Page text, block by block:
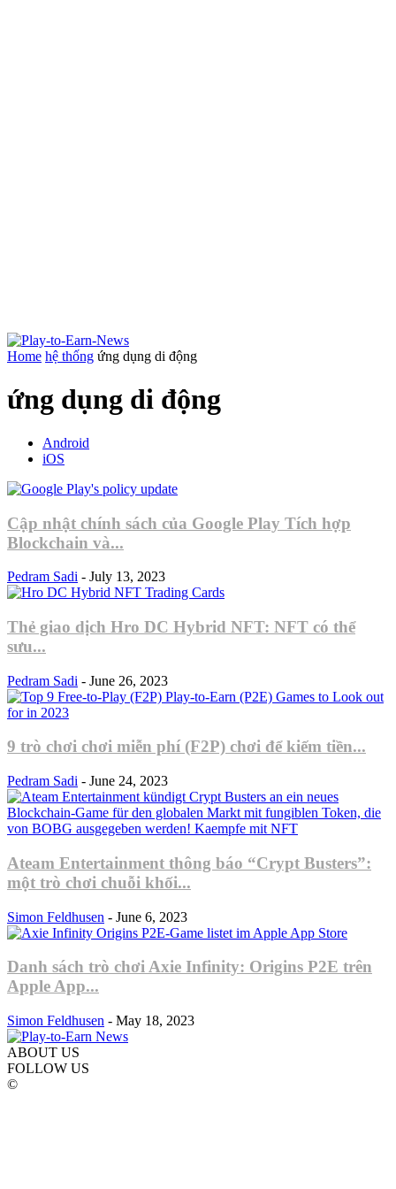
Home hệ thống ứng dụng di động
ứng dụng di động
Android
iOS
Cập nhật chính sách của Google Play Tích hợp
Blockchain và...
Pedram Sadi - July 13, 2023
Thẻ giao dịch Hro DC Hybrid NFT: NFT có thể
sưu...
Pedram Sadi - June 26, 2023
9 trò chơi chơi miễn phí (F2P) chơi để kiếm tiền...
Pedram Sadi - June 24, 2023
Ateam Entertainment thông báo “Crypt Busters”:
một trò chơi chuỗi khối...
Simon Feldhusen - June 6, 2023
Danh sách trò chơi Axie Infinity: Origins P2E trên
Apple App...
Simon Feldhusen - May 18, 2023
ABOUT US
FOLLOW US
©